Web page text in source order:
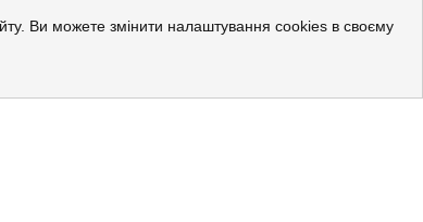
Ви можете змінити налаштування cookies в своєму